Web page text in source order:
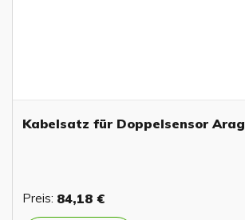
Kabelsatz für Doppelsensor Arag
Preis: 84,18 €